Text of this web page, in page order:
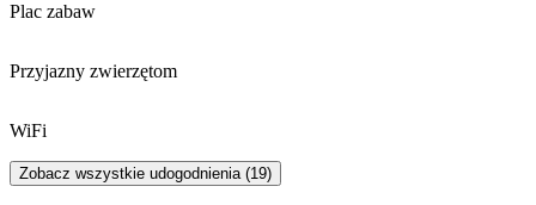
Plac zabaw
Przyjazny zwierzętom
WiFi
Zobacz wszystkie udogodnienia (19)